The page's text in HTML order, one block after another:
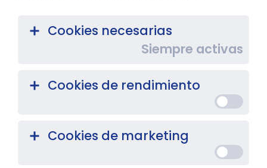
Cookies necesarias
Siempre activas
Cookies de rendimiento
Cookies de marketing
Pero empecemos por el principio.
Atención